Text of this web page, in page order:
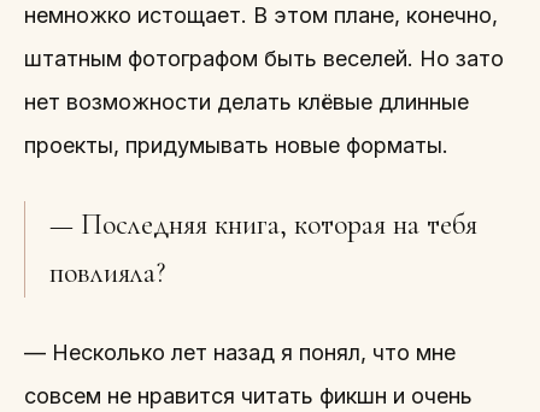
немножко истощает. В этом плане, конечно,
штатным фотографом быть веселей. Но зато
нет возможности делать клёвые длинные
проекты, придумывать новые форматы.
— Последняя книга, которая на тебя
повлияла?
— Несколько лет назад я понял, что мне
совсем не нравится читать фикшн и очень